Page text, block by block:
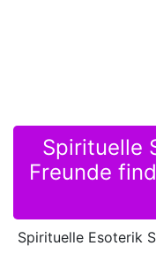
Spirituelle
Freunde
Spirituelle Esoterik